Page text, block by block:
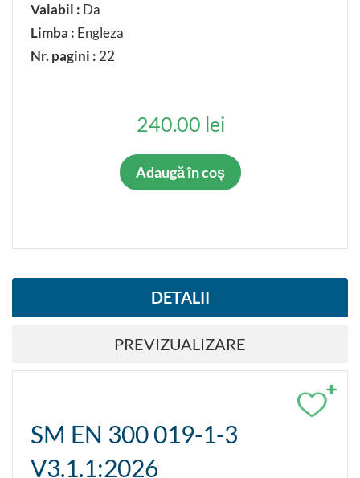
Valabil : Da
Limba : Engleza
Nr. pagini : 22
240.00 lei
Adaugă în coș
DETALII
PREVIZUALIZARE
+
SM EN 300 019-1-3
V3.1.1:2026